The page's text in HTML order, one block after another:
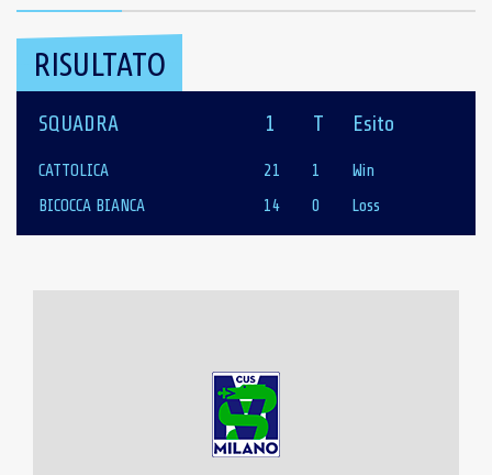
RISULTATO
SQUADRA 1 T Esito
CATTOLICA 21 1
Win
BICOCCA BIANCA
14 0 Loss